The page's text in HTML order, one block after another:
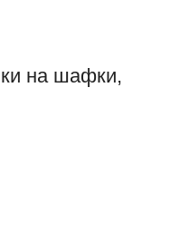
на шафки,